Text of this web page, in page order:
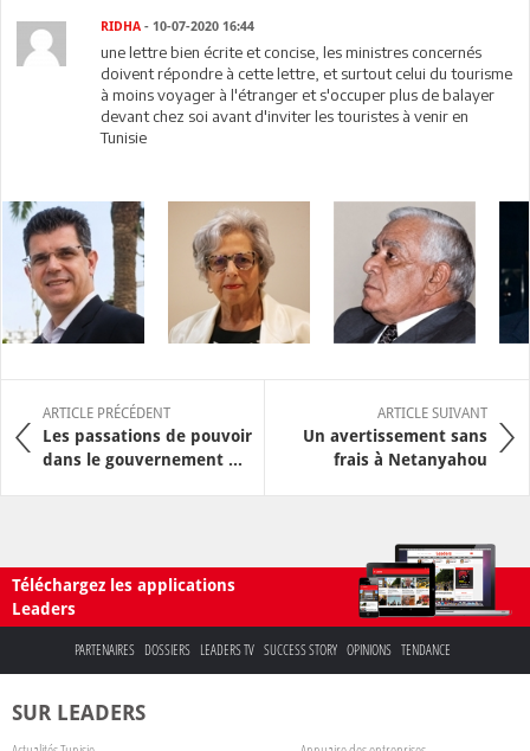
RIDHA - 10-07-2020 16:44
une lettre bien écrite et concise, les ministres concernés
doivent répondre à cette lettre, et surtout celui du tourisme
à moins voyager à l'étranger et s'occuper plus de balayer
devant chez soi avant d'inviter les touristes à venir en
Tunisie
ARTICLE PRÉCÉDENT
Les passations de pouvoir
dans le gouvernement ...
ARTICLE SUIVANT
Un avertissement sans
frais à Netanyahou
Téléchargez les applications
Leaders
PARTENAIRES DOSSIERS LEADERS TV SUCCESS STORY OPINIONS TENDANCE
SUR LEADERS